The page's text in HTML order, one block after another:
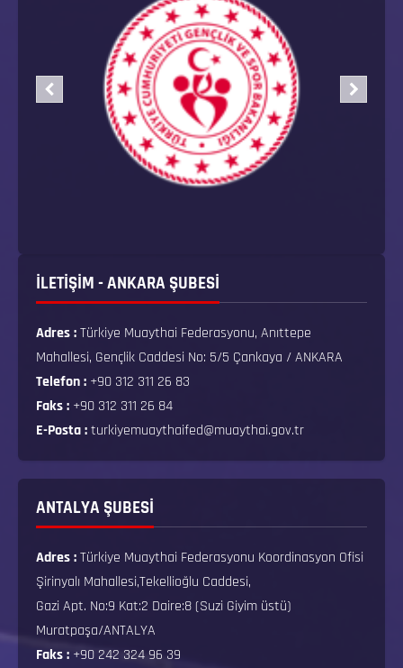
İLETİŞİM - ANKARA ŞUBESİ
Adres :Türkiye Muaythai Federasyonu, Anıttepe
Mahallesi, Gençlik Caddesi No: 5/5 Çankaya / ANKARA
Telefon : +90 312 311 26 83
Faks : +90 312 311 26 84
E-Posta :turkiyemuaythaifed@muaythai.gov.tr
ANTALYA ŞUBESİ
Adres :Türkiye Muaythai Federasyonu Koordinasyon Ofisi
Şirinyalı Mahallesi,Tekellioğlu Caddesi,
Gazi Apt. No:9 Kat:2 Daire:8 (Suzi Giyim üstü)
Muratpaşa/ANTALYA
Faks : +90 242 324 96 39